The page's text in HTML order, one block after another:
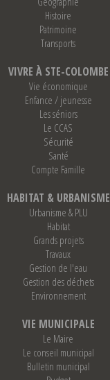
Histoire
Patrimoine
Transports
VIVRE À STE-COLOMBE
Vie économique
Enfance / jeunesse
Les séniors
Le CCAS
Sécurité
Santé
Compte Famille
HABITAT & URBANISME
Urbanisme & PLU
Habitat
Grands projets
Travaux
Gestion de l'eau
Gestion des déchets
Environnement
VIE MUNICIPALE
Le Maire
Le conseil municipal
Bulletin municipal